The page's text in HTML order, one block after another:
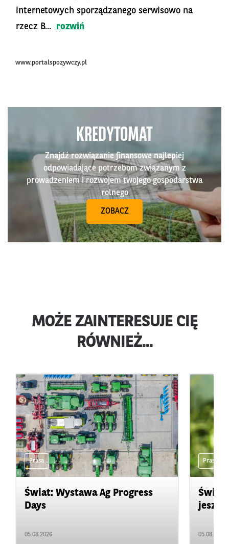
internetowych sporządzanego serwisowo na
rzecz B...
rozwiń
www.portalspozywczy.pl
KREDYTOMAT
Znajdź rozwiązanie finansowe najlepiej
odpowiadające potrzebom związanym z
prowadzeniem i rozwojem twojego gospodarstwa
rolnego
ZOBACZ
MOŻE ZAINTERESUJE CIĘ
RÓWNIEŻ...
Prasa
Świat: Wystawa Ag Progress
Days
05.08.2026
Prasa
Świat:
05.08.2026